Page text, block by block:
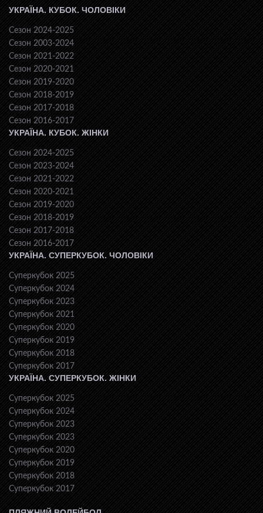
УКРАЇНА. КУБОК. ЧОЛОВІКИ
Сезон 2024-2025
Сезон 2003-2024
Сезон 2021-2022
Сезон 2020-2021
Сезон 2019-2020
Сезон 2018-2019
Сезон 2017-2018
Сезон 2016-2017
УКРАЇНА. КУБОК. ЖІНКИ
Сезон 2024-2025
Сезон 2023-2024
Сезон 2021-2022
Сезон 2020-2021
Сезон 2019-2020
Сезон 2018-2019
Сезон 2017-2018
Сезон 2016-2017
УКРАЇНА. СУПЕРКУБОК. ЧОЛОВІКИ
Суперкубок 2025
Суперкубок 2024
Суперкубок 2023
Суперкубок 2021
Суперкубок 2020
Суперкубок 2019
Суперкубок 2018
Суперкубок 2017
УКРАЇНА. СУПЕРКУБОК. ЖІНКИ
Суперкубок 2025
Суперкубок 2024
Суперкубок 2023
Суперкубок 2023
Суперкубок 2020
Суперкубок 2019
Суперкубок 2018
Суперкубок 2017